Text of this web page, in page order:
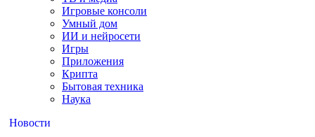
Игровые консоли
Умный дом
ИИ и нейросети
Игры
Приложения
Крипта
Бытовая техника
Наука
Новости